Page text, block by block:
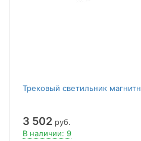
Трековый светильник
3 502 руб.
В наличии: 9